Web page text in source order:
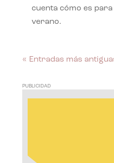
cuenta cómo es
verano.
« Entradas más
PUBLICIDAD